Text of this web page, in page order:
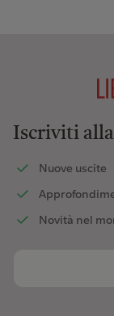
Iscriviti
Nuove uscite
Novità nel